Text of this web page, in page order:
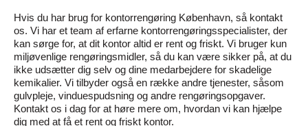
Hvis du har brug for kontorrengøring København, så kontakt
os. Vi har et team af erfarne kontorrengøringsspecialister, der
kan sørge for, at dit kontor altid er rent og friskt. Vi bruger kun
miljøvenlige rengøringsmidler, så du kan være sikker på, at du
ikke udsætter dig selv og dine medarbejdere for skadelige
kemikalier. Vi tilbyder også en række andre tjenester, såsom
gulvpleje, vinduespudsning og andre rengøringsopgaver.
Kontakt os i dag for at høre mere om, hvordan vi kan hjælpe
dig med at få et rent og friskt kontor.